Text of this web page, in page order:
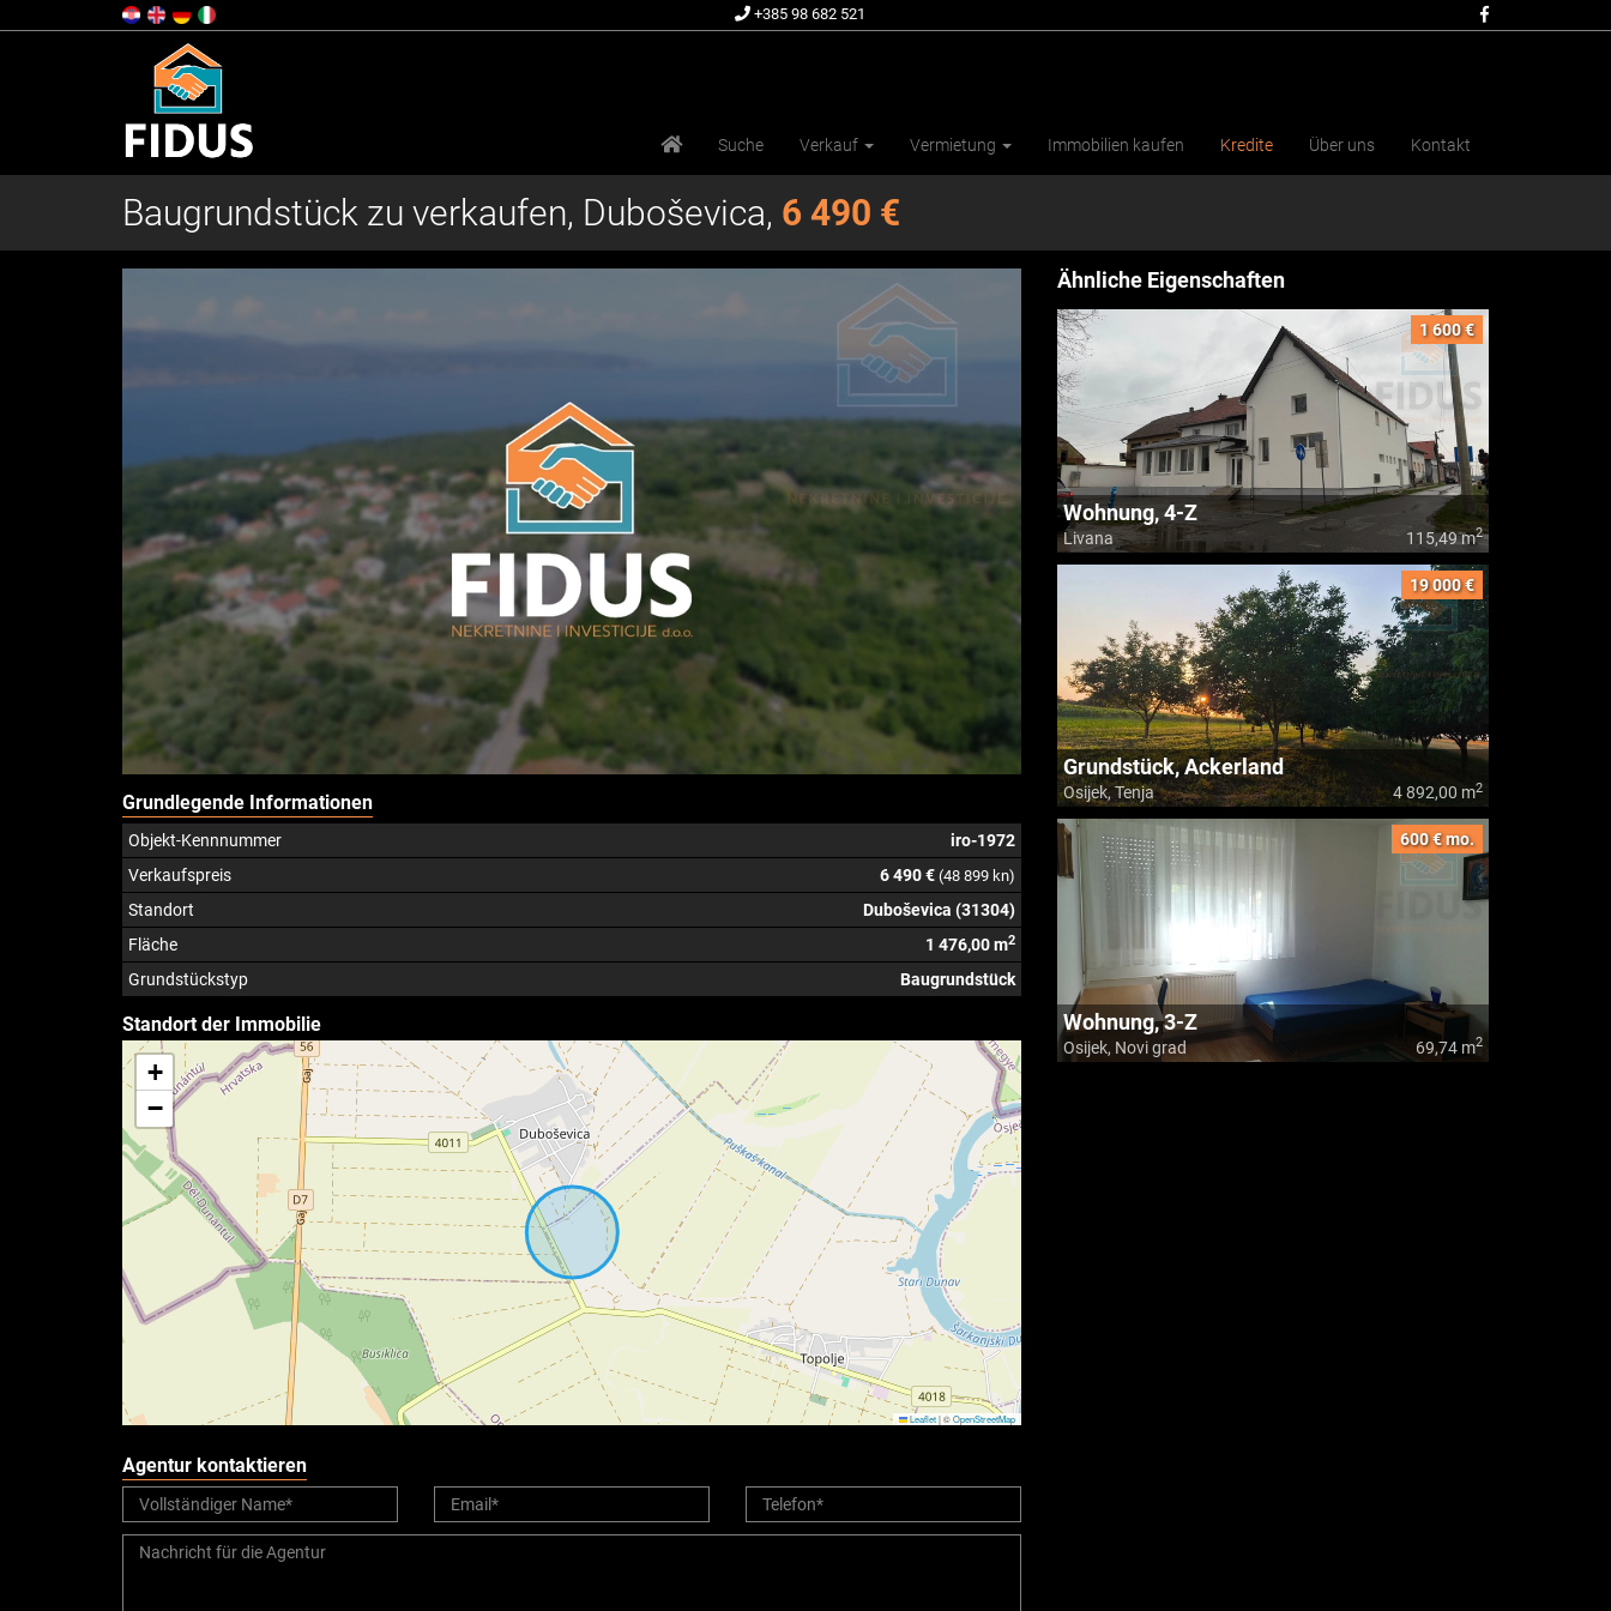
+385 98 682 521
Suche Verkauf Vermietung Immobilien kaufen Kredite Über uns Kontakt
Baugrundstück zu verkaufen, Duboševica, 6 490 €
Grundlegende Informationen
Objekt-Kennnummer
iro-1972
Verkaufspreis
6 490 € (48 899 kn)
Standort
Duboševica (31304)
Fläche
1 476,00 m2
Grundstückstyp Baugrundstück
Standort der Immobilie
+
−
Leaflet|©OpenStreetMap
Agentur kontaktieren
Ähnliche Eigenschaften
1 600 €
Wohnung, 4-Z
Livana 115,49 m2
19 000 €
Grundstück, Ackerland
Osijek, Tenja 4 892,00 m2
600 € mo.
Wohnung, 3-Z
Osijek, Novi grad 69,74 m2